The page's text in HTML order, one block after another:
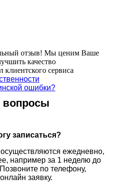
отзыв! Мы ценим Ваше
качество
клиентского сервиса
ошибки?
вопросы
записаться?
ежедневно,
например за 1 неделю до
по телефону,
заявку.